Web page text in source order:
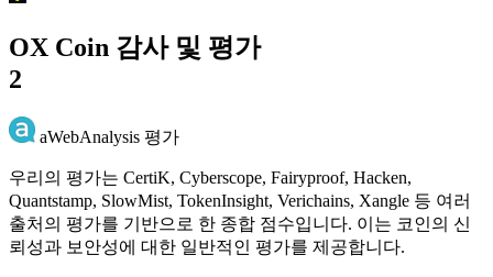
OX Coin 감사 및 평가
2
aWebAnalysis 평가
우리의 평가는 CertiK, Cyberscope, Fairyproof, Hacken,
Quantstamp, SlowMist, TokenInsight, Verichains, Xangle 등 여러
출처의 평가를 기반으로 한 종합 점수입니다. 이는 코인의 신
뢰성과 보안성에 대한 일반적인 평가를 제공합니다.